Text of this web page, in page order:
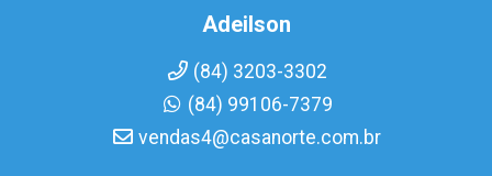
Adeilson
(84) 3203-3302
(84) 99106-7379
vendas4@casanorte.com.br